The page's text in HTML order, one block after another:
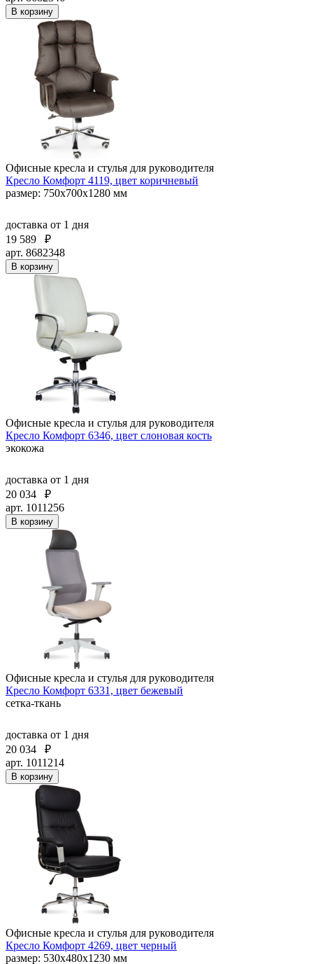
В корзину
Офисные кресла и стулья для руководителя
Кресло Комфорт 4119, цвет коричневый
размер: 750х700х1280 мм
доставка от 1 дня
19 589
₽
арт. 8682348
В корзину
Офисные кресла и стулья для руководителя
Кресло Комфорт 6346, цвет слоновая кость
экокожа
доставка от 1 дня
20 034
₽
арт. 1011256
В корзину
Офисные кресла и стулья для руководителя
Кресло Комфорт 6331, цвет бежевый
сетка-ткань
доставка от 1 дня
20 034
₽
арт. 1011214
В корзину
Офисные кресла и стулья для руководителя
Кресло Комфорт 4269, цвет черный
размер: 530х480х1230 мм